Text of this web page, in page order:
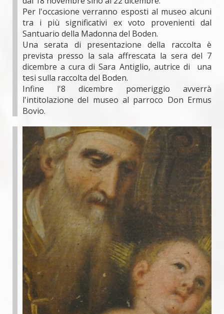
Per l'occasione verranno esposti al museo alcuni
tra i più significativi ex voto provenienti dal
Santuario della Madonna del Boden.
Una serata di presentazione della raccolta è
prevista presso la sala affrescata la sera del 7
dicembre a cura di Sara Antiglio, autrice di una
tesi sulla raccolta del Boden.
Infine l'8 dicembre pomeriggio avverrà
l'intitolazione del museo al parroco Don Ermus
Bovio.